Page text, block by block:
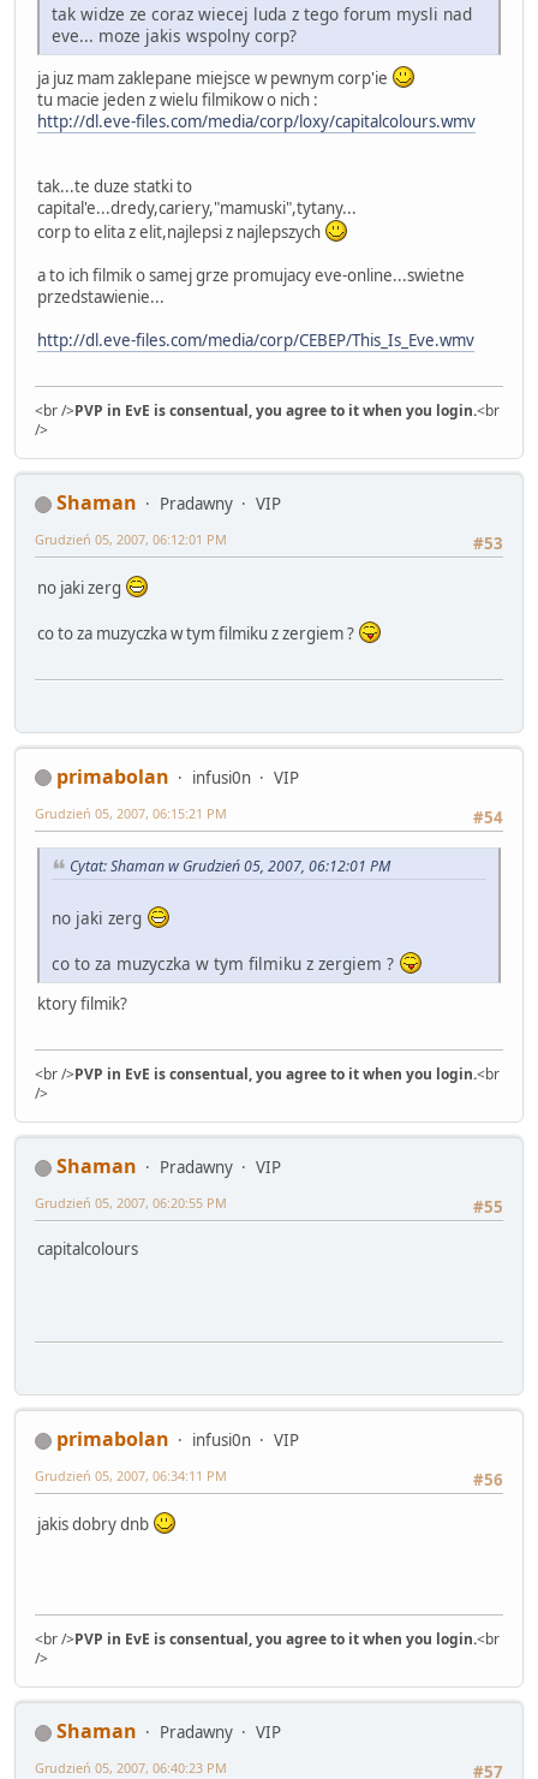
tak widze ze coraz wiecej luda z tego forum mysli nad
eve... moze jakis wspolny corp?
ja juz mam zaklepane miejsce w pewnym corp'ie
tu macie jeden z wielu filmikow o nich :
http://dl.eve-files.com/media/corp/loxy/capitalcolours.wmv
tak...te duze statki to
capital'e...dredy,cariery,"mamuski",tytany...
corp to elita z elit,najlepsi z najlepszych
a to ich filmik o samej grze promujacy eve-online...swietne
przedstawienie...
http://dl.eve-files.com/media/corp/CEBEP/This_Is_Eve.wmv
<br />PVP in EvE is consentual, you agree to it when you login.<br
/>
Shaman Pradawny
VIP
#53
Grudzień 05, 2007, 06:12:01 PM
no jaki zerg
co to za muzyczka w tym filmiku z zergiem ?
primabolan infusi0n
VIP
#54
Grudzień 05, 2007, 06:15:21 PM
Cytat: Shaman w Grudzień 05, 2007, 06:12:01 PM
no jaki zerg
co to za muzyczka w tym filmiku z zergiem ?
ktory filmik?
<br />PVP in EvE is consentual, you agree to it when you login.<br
/>
Shaman Pradawny
VIP
#55
Grudzień 05, 2007, 06:20:55 PM
capitalcolours
primabolan infusi0n
VIP
#56
Grudzień 05, 2007, 06:34:11 PM
jakis dobry dnb
<br />PVP in EvE is consentual, you agree to it when you login.<br
/>
Shaman Pradawny
VIP
#57
Grudzień 05, 2007, 06:40:23 PM